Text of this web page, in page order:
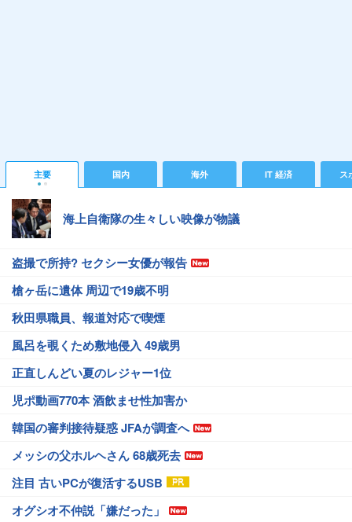
主要 国内 海外 IT 経済 ス
海上自衛隊の生々しい映像が物議
盗撮で所持? セクシー女優が報告
槍ヶ岳に遺体 周辺で19歳不明
秋田県職員、報道対応で喫煙
風呂を覗くため敷地侵入 49歳男
正直しんどい夏のレジャー1位
児ポ動画770本 酒飲ませ性加害か
韓国の審判接待疑惑 JFAが調査へ
メッシの父ホルヘさん 68歳死去
注目 古いPCが復活するUSB
オグシオ不仲説「嫌だった」